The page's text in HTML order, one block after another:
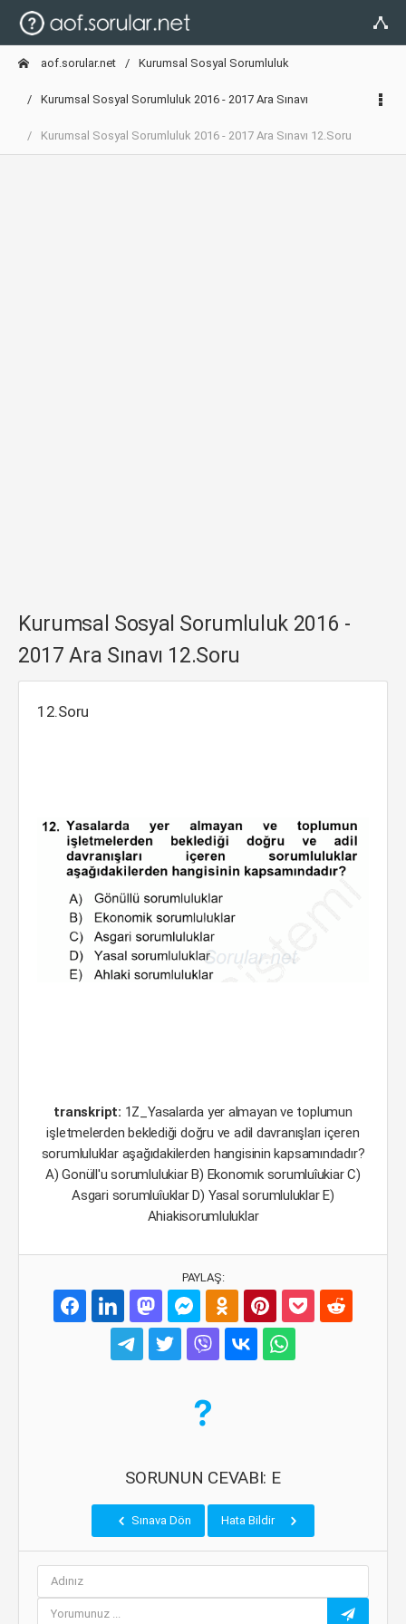
aof.sorular.net Kurumsal Sosyal Sorumluluk
Kurumsal Sosyal Sorumluluk 2016 - 2017 Ara Sınavı
Kurumsal Sosyal Sorumluluk 2016 - 2017 Ara Sınavı 12.Soru
Kurumsal Sosyal Sorumluluk 2016 -
2017 Ara Sınavı 12.Soru
12.Soru
transkript: 1Z_Yasalarda yer almayan ve toplumun
işletmelerden beklediği doğru ve adil davranışları içeren
sorumluluklar aşağıdakilerden hangisinin kapsamındadır?
A) Gonüll'u sorumlulukiar B) Ekonomık sorumluîukiar C)
Asgari sorumluîuklar D) Yasal sorumluluklar E)
Ahiakisorumluluklar
PAYLAŞ:
SORUNUN CEVABI: E
Sınava Dön Hata Bildir